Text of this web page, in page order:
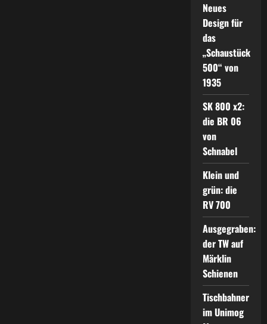
Neues
Design für
das
„Schaustück
500“ von
1935
SK 800 x2:
die BR 06
von
Schnabel
Klein und
grün: die
RV 700
Ausgegraben:
der TW auf
Märklin
Schienen
Tischbahner
im Unimog